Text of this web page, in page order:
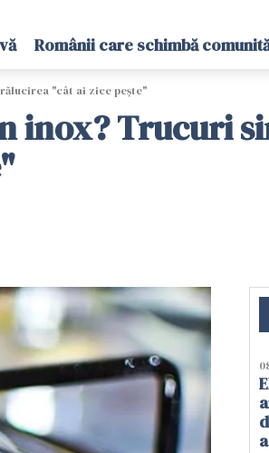
Românii care schimbă
"cât ai zice pește"
inox? Trucuri